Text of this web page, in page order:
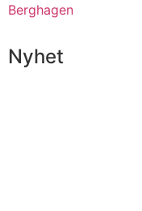
Berghagen
Nyhet